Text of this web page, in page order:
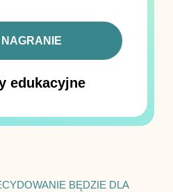
NAGRANIE
edukacyjne
BĘDZIE DLA